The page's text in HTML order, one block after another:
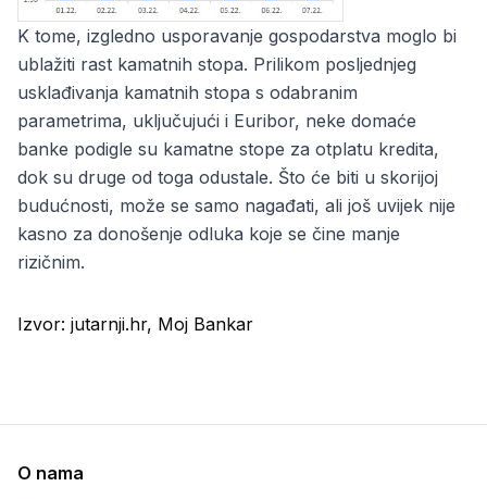
K tome, izgledno usporavanje gospodarstva moglo bi
ublažiti rast kamatnih stopa. Prilikom posljednjeg
usklađivanja kamatnih stopa s odabranim
parametrima, uključujući i Euribor, neke domaće
banke podigle su kamatne stope za otplatu kredita,
dok su druge od toga odustale. Što će biti u skorijoj
budućnosti, može se samo nagađati, ali još uvijek nije
kasno za donošenje odluka koje se čine manje
rizičnim.
Izvor: jutarnji.hr, Moj Bankar
O nama